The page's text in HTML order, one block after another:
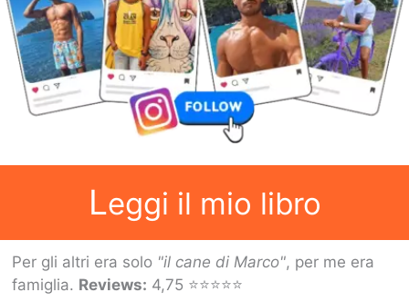
Leggi il mio libro
Per gli altri era solo "il cane di Marco", per me era
famiglia. Reviews: 4,75 ⭐⭐⭐⭐⭐